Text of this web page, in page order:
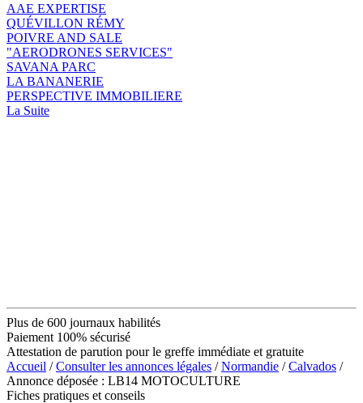
AAE EXPERTISE
QUÉVILLON RÉMY
POIVRE AND SALE
"AERODRONES SERVICES"
SAVANA PARC
LA BANANERIE
PERSPECTIVE IMMOBILIERE
La Suite
Plus de 600 journaux habilités
Paiement 100% sécurisé
Attestation de parution pour le greffe immédiate et gratuite
Accueil /Consulter les annonces légales /Normandie /Calvados /
Annonce déposée : LB14 MOTOCULTURE
Fiches pratiques et conseils